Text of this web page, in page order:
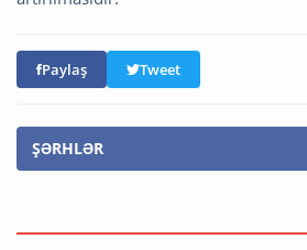
Paylaş Tweet
ŞƏRHLƏR